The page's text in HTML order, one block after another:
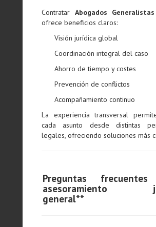
Contratar Abogados
ofrece beneficios claros:
Visión jurídica global
Coordinación integral del caso
Ahorro de tiempo y costes
Prevención de conflictos
Acompañamiento continuo
La experiencia transversal
cada asunto desde distintas
legales, ofreciendo soluciones más
Preguntas frecuentes
asesoramiento
general**